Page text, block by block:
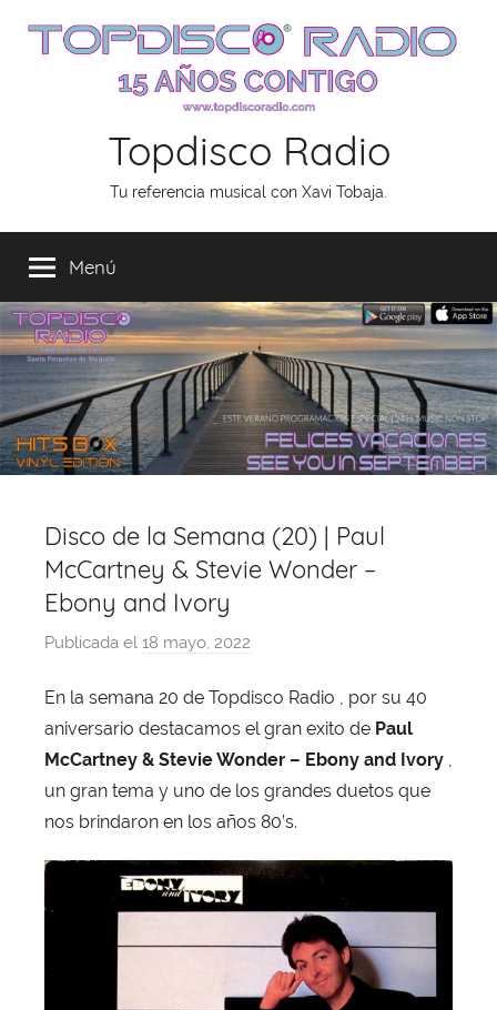
Topdisco Radio
Tu referencia musical con Xavi Tobaja.
Menú
Disco de la Semana (20) | Paul
McCartney & Stevie Wonder –
Ebony and Ivory
Publicada el 18 mayo, 2022
r
X
a
v
i
o
En la semana 20 de Topdisco Radio , por su 40
aniversario destacamos el gran exito de Paul
McCartney & Stevie Wonder – Ebony and Ivory ,
un gran tema y uno de los grandes duetos que
nos brindaron en los años 80’s.